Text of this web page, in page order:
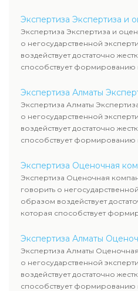
Экспертиза Экспертиза и
Экспертиза Экспертиза и
о негосударственной
воздействует достаточно
способствует формированию
Экспертиза Алматы
Экспертиза Алматы
о негосударственной
воздействует достаточно
способствует формированию
Экспертиза Оценочная
Экспертиза Оценочная
говорить о
образом воздействует
которая способствует
Экспертиза Алматы
Экспертиза Алматы
о негосударственной
воздействует достаточно
способствует формированию